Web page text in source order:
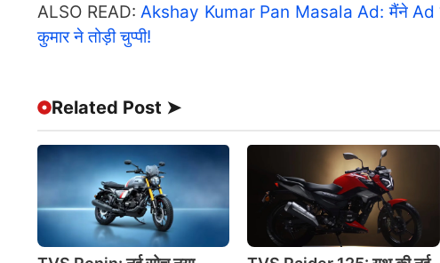
ALSO READ:Akshay Kumar Pan Masala Ad: मैंने Ad
कुमार ने तोड़ी चुप्पी!
Related Post ➤